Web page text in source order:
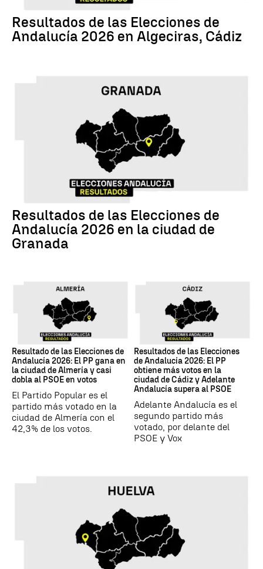
Resultados de las Elecciones de
Andalucía 2026 en Algeciras, Cádiz
Resultados de las Elecciones de
Andalucía 2026 en la ciudad de
Granada
Resultado de las Elecciones de
Andalucía 2026: El PP gana en
la ciudad de Almería y casi
dobla al PSOE en votos
El Partido Popular es el
partido más votado en la
ciudad de Almería con el
42,3% de los votos.
Resultados de las Elecciones
de Andalucía 2026: El PP
obtiene más votos en la
ciudad de Cádiz y Adelante
Andalucía supera al PSOE
Adelante Andalucía es el
segundo partido más
votado, por delante del
PSOE y Vox